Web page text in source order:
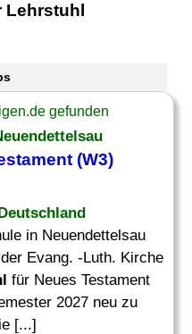
Lehrstuhl
gefunden
(W3)
in Neuendettelsau
Evang. -Luth. Kirche
für Neues Testament
2027 neu zu
[...]